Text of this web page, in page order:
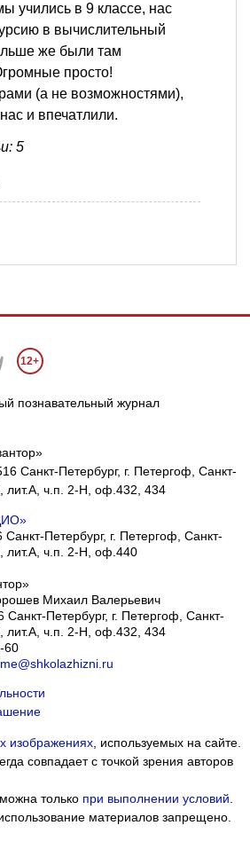
учились в 9 классе, нас
в вычислительный
же были там
просто!
(а не возможностями),
и впечатлили.
5
12+
познавательный журнал
Санкт-Петербург, г. Петергоф, Санкт-
лит.А, ч.п. 2-Н, оф.432, 434
Петербург, г. Петергоф, Санкт-
лит.А, ч.п. 2-Н, оф.440
Михаил Валерьевич
Санкт-Петербург, г. Петергоф, Санкт-
лит.А, ч.п. 2-Н, оф.432, 434
60
изображениях, используемых на сайте.
совпадает с точкой зрения авторов
только при выполнении условий.
материалов запрещено.